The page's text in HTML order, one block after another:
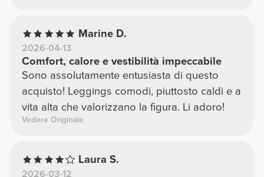
Marine D.
2026-04-13
Comfort, calore e vestibilità impeccabile
Sono assolutamente entusiasta di questo
acquisto! Leggings comodi, piuttosto caldi e a
vita alta che valorizzano la figura. Li adoro!
Vedere Originale
Laura S.
2026-03-12